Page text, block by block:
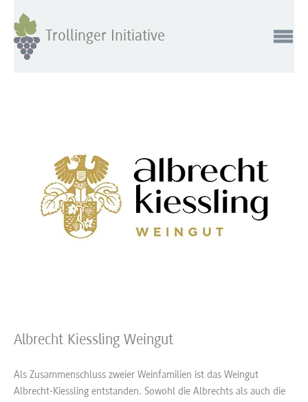
Trollinger Initiative
Albrecht Kiessling Weingut
Als Zusammenschluss zweier Weinfamilien ist das Weingut
Albrecht-Kiessling entstanden. Sowohl die Albrechts als auch die